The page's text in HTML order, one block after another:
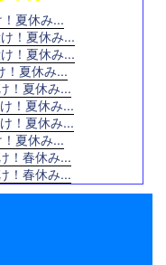
夏休み...
！夏休み...
！夏休み...
！夏休み...
！夏休み...
！夏休み...
！夏休み...
夏休み...
！春休み...
！春休み...